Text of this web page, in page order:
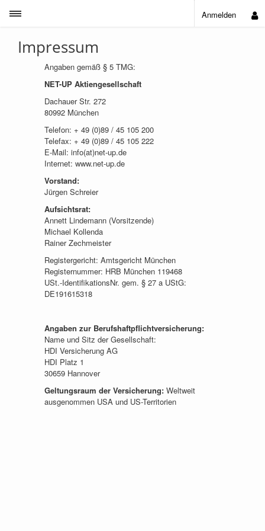
Toggle sidebar
Anmelden
Impressum
Angaben gemäß § 5 TMG:
NET-UP Aktiengesellschaft
Dachauer Str. 272
80992 München
Telefon: + 49 (0)89 / 45 105 200
Telefax: + 49 (0)89 / 45 105 222
E-Mail: info(at)net-up.de
Internet: www.net-up.de
Vorstand:
Jürgen Schreier
Aufsichtsrat:
Annett Lindemann (Vorsitzende)
Michael Kollenda
Rainer Zechmeister
Registergericht: Amtsgericht München
Registernummer: HRB München 119468
USt.-IdentifikationsNr. gem. § 27 a UStG:
DE191615318
Angaben zur Berufshaftpflichtversicherung:
Name und Sitz der Gesellschaft:
HDI Versicherung AG
HDI Platz 1
30659 Hannover
Geltungsraum der Versicherung: Weltweit
ausgenommen USA und US-Territorien